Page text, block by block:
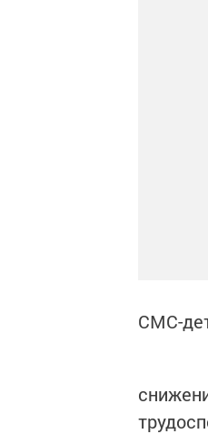
СМС-